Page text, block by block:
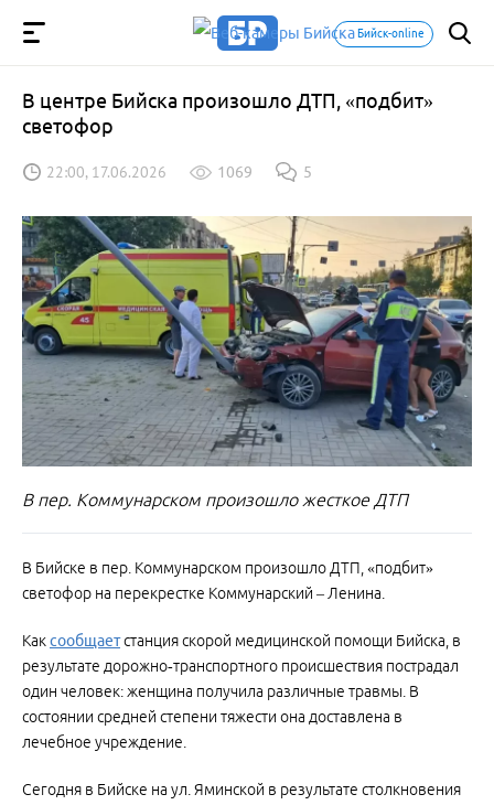
Бийск-online
В центре Бийска произошло ДТП, «подбит»
светофор
22:00, 17.06.2026 1069 5
В пер. Коммунарском произошло жесткое ДТП
В Бийске в пер. Коммунарском произошло ДТП, «подбит»
светофор на перекрестке Коммунарский – Ленина.
Каксообщаетстанция скорой медицинской помощи Бийска, в
результате дорожно‑транспортного происшествия пострадал
один человек: женщина получила различные травмы. В
состоянии средней степени тяжести она доставлена в
лечебное учреждение.
Сегодня в Бийске на ул. Яминской в результате столкновения